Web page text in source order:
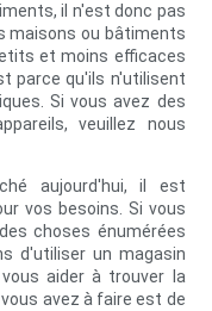
il n'est donc pas
maisons ou bâtiments
et moins efficaces
parce qu'ils n'utilisent
Si vous avez des
veuillez nous
aujourd'hui, il est
vos besoins. Si vous
choses énumérées
d'utiliser un magasin
aider à trouver la
avez à faire est de